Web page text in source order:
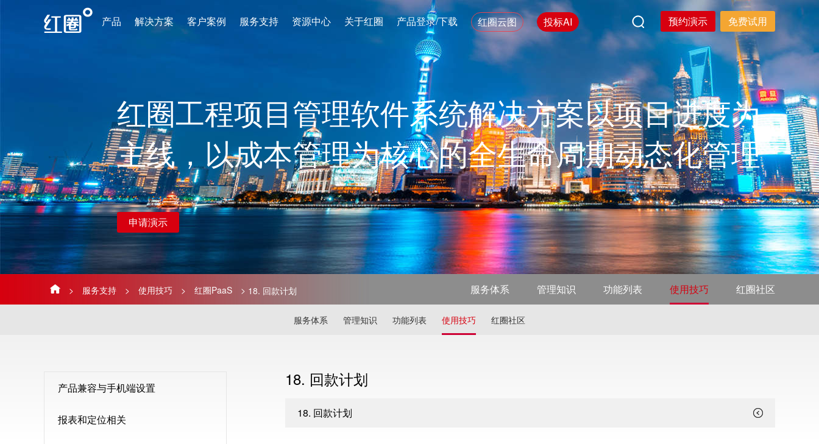
产品 解决方案 客户案例 服务支持 资源中心 关于红圈 产品登录/下载 红圈云图 投标AI 预约演示 免费试用
红圈工程项目管理软件系统解决方案以项目进度为
主线，以成本管理为核心的全生命周期动态化管理
申请演示
> 服务支持 > 使用技巧 > 红圈PaaS > 18. 回款计划 服务体系 管理知识 功能列表 使用技巧 红圈社区
服务体系 管理知识 功能列表 使用技巧 红圈社区
产品兼容与手机端设置
报表和定位相关
18. 回款计划
18. 回款计划